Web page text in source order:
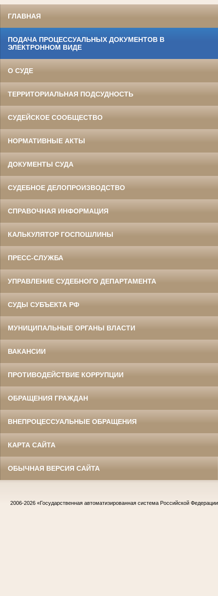
ГЛАВНАЯ
ПОДАЧА ПРОЦЕССУАЛЬНЫХ ДОКУМЕНТОВ В
ЭЛЕКТРОННОМ ВИДЕ
О СУДЕ
ТЕРРИТОРИАЛЬНАЯ ПОДСУДНОСТЬ
СУДЕЙСКОЕ СООБЩЕСТВО
НОРМАТИВНЫЕ АКТЫ
ДОКУМЕНТЫ СУДА
СУДЕБНОЕ ДЕЛОПРОИЗВОДСТВО
СПРАВОЧНАЯ ИНФОРМАЦИЯ
КАЛЬКУЛЯТОР ГОСПОШЛИНЫ
ПРЕСС-СЛУЖБА
УПРАВЛЕНИЕ СУДЕБНОГО ДЕПАРТАМЕНТА
СУДЫ СУБЪЕКТА РФ
МУНИЦИПАЛЬНЫЕ ОРГАНЫ ВЛАСТИ
ВАКАНСИИ
ПРОТИВОДЕЙСТВИЕ КОРРУПЦИИ
ОБРАЩЕНИЯ ГРАЖДАН
ВНЕПРОЦЕССУАЛЬНЫЕ ОБРАЩЕНИЯ
КАРТА САЙТА
ОБЫЧНАЯ ВЕРСИЯ САЙТА
2006-2026 «Государственная автоматизированная система Российской